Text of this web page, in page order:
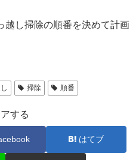
越し掃除の順番を決めて計画
掃除 順番
する
はてブ